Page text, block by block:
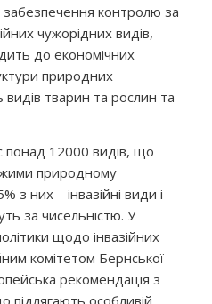
забезпечення контролю за
чужорідних видів,
до економічних
природних
тварин та рослин та
понад 12000 видів, що
природному
з них – інвазійні види і
за чисельністю. У
щодо інвазійних
комітетом Бернської
рекомендація з
підлягають особливій